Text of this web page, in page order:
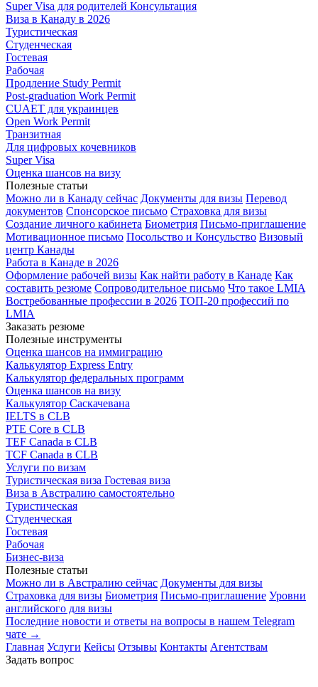
Super Visa для родителей Консультация
Виза в Канаду в 2026
Туристическая
Студенческая
Гостевая
Рабочая
Продление Study Permit
Post-graduation Work Permit
CUAET для украинцев
Open Work Permit
Транзитная
Для цифровых кочевников
Super Visa
Оценка шансов на визу
Полезные статьи
Можно ли в Канаду сейчас Документы для визы Перевод
документов Спонсорское письмо Страховка для визы
Создание личного кабинета Биометрия Письмо-приглашение
Мотивационное письмо Посольство и Консульство Визовый
центр Канады
Работа в Канаде в 2026
Оформление рабочей визы Как найти работу в Канаде Как
составить резюме Сопроводительное письмо Что такое LMIA
Востребованные профессии в 2026 ТОП-20 профессий по
LMIA
Заказать резюме
Полезные инструменты
Оценка шансов на иммиграцию
Калькулятор Express Entry
Калькулятор федеральных программ
Оценка шансов на визу
Калькулятор Саскачевана
IELTS в CLB
PTE Core в CLB
TEF Canada в CLB
TCF Canada в CLB
Услуги по визам
Туристическая виза Гостевая виза
Виза в Австралию самостоятельно
Туристическая
Студенческая
Гостевая
Рабочая
Бизнес-виза
Полезные статьи
Можно ли в Австралию сейчас Документы для визы
Страховка для визы Биометрия Письмо-приглашение Уровни
английского для визы
Последние новости и ответы на вопросы в нашем Telegram
чате →
Главная Услуги Кейсы Отзывы Контакты Агентствам
Задать вопрос